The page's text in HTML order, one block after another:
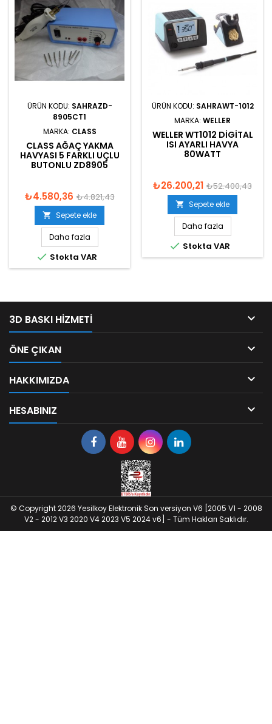
ÜRÜN KODU: SAHRAZD-
8905CT1
MARKA: CLASS
CLASS AĞAÇ YAKMA
HAVYASI 5 FARKLI UÇLU
BUTONLU ZD8905
₺4.580,36 ₺4.821,43
 Sepete ekle
Daha fazla
 Stokta VAR
ÜRÜN KODU: SAHRAWT-1012
MARKA: WELLER
WELLER WT1012 DIGITAL
ISI AYARLI HAVYA
80WATT
₺26.200,21 ₺52.400,43
 Sepete ekle
Daha fazla
 Stokta VAR
3D BASKI HIZMETI 
ÖNE ÇIKAN 
HAKKIMIZDA 
HESABINIZ 
© Copyright 2026 Yesilkoy Elektronik Son versiyon V6 [2005 V1 - 2008
V2 - 2012 V3 2020 V4 2023 V5 2024 v6] - Tüm Hakları Saklıdır.